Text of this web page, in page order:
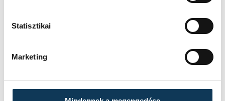
Statisztikai
Marketing
SZERZŐ
vehir.hu